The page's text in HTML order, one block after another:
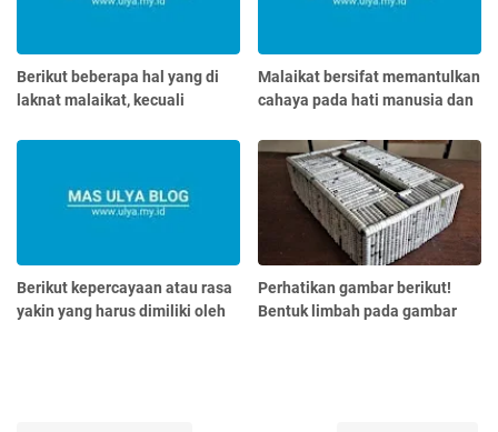
Berikut beberapa hal yang di
laknat malaikat, kecuali
Malaikat bersifat memantulkan
cahaya pada hati manusia dan
Berikut kepercayaan atau rasa
yakin yang harus dimiliki oleh
Perhatikan gambar berikut!
Bentuk limbah pada gambar